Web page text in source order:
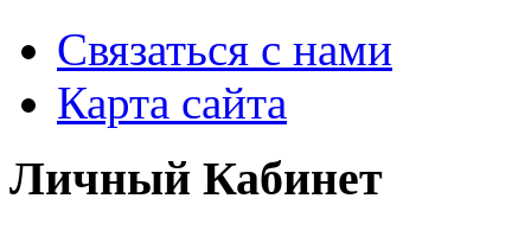
Связаться с нами
Карта сайта
Личный Кабинет